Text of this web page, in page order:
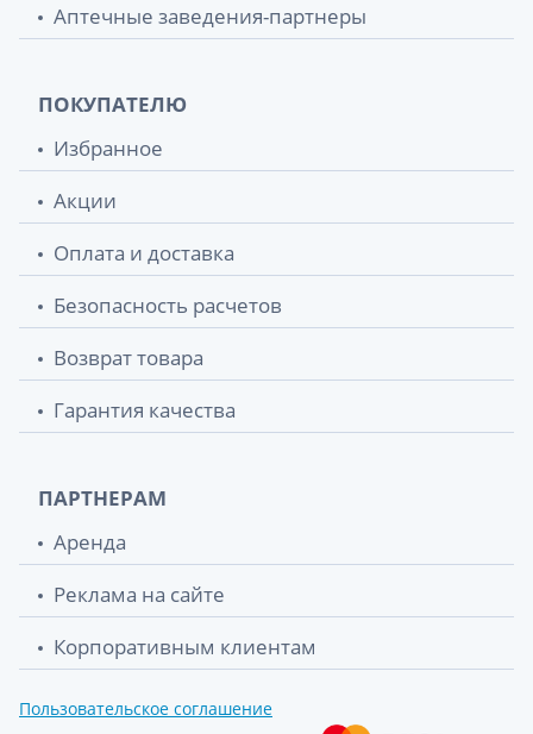
Аптечные заведения-партнеры
ПОКУПАТЕЛЮ
Избранное
Акции
Оплата и доставка
Безопасность расчетов
Возврат товара
Гарантия качества
ПАРТНЕРАМ
Аренда
Реклама на сайте
Корпоративным клиентам
Пользовательское соглашение